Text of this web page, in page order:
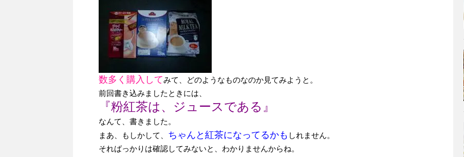
数多く購入してみて、どのようなものなのか見てみようと。
前回書き込みましたときには、
『粉紅茶は、ジュースである』
なんて、書きました。
まあ、もしかして、 ちゃんと紅茶になってるかも しれません。
そればっかりは確認してみないと、わかりませんからね。